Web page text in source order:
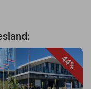
44%